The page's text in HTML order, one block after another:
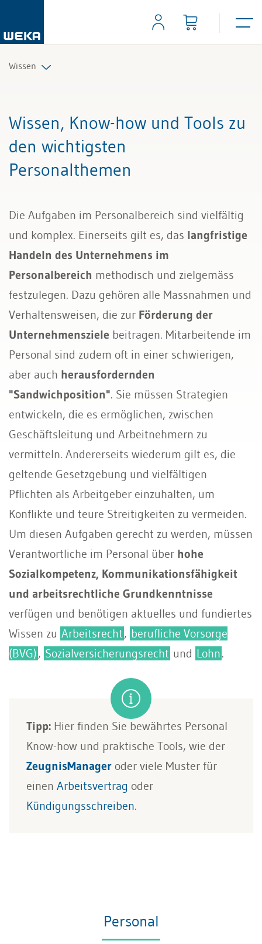
Wissen
Management
Führung & Kompetenzen
Recht
Bau & Immobilien
Wissen, Know-how und Tools zu
den wichtigsten
Personalthemen
Die Aufgaben im Personalbereich sind vielfältig
und komplex. Einerseits gilt es, das langfristige
Handeln des Unternehmens im
Personalbereich methodisch und zielgemäss
festzulegen. Dazu gehören alle Massnahmen und
Verhaltensweisen, die zur Förderung der
Unternehmensziele beitragen. Mitarbeitende im
Personal sind zudem oft in einer schwierigen,
aber auch herausfordernden
"Sandwichposition". Sie müssen Strategien
entwickeln, die es ermöglichen, zwischen
Geschäftsleitung und Arbeitnehmern zu
vermitteln. Andererseits wiederum gilt es, die
geltende Gesetzgebung und vielfältigen
Pflichten als Arbeitgeber einzuhalten, um
Konflikte und teure Streitigkeiten zu vermeiden.
Um diesen Aufgaben gerecht zu werden, müssen
Verantwortliche im Personal über hohe
Sozialkompetenz, Kommunikationsfähigkeit
und arbeitsrechtliche Grundkenntnisse
verfügen und benötigen aktuelles und fundiertes
Wissen zu Arbeitsrecht, berufliche Vorsorge
(BVG), Sozialversicherungsrecht und Lohn.
Tipp: Hier finden Sie bewährtes Personal
Know-how und praktische Tools, wie der
ZeugnisManager oder viele Muster für
einen Arbeitsvertrag oder
Kündigungsschreiben.
Personal